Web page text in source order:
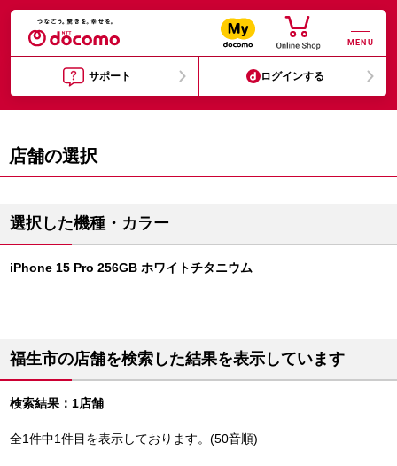
MENU
サポート ログインする
店舗の選択
選択した機種・カラー
iPhone 15 Pro 256GB ホワイトチタニウム
福生市の店舗を検索した結果を表示しています
検索結果：1店舗
全1件中1件目を表示しております。(50音順)